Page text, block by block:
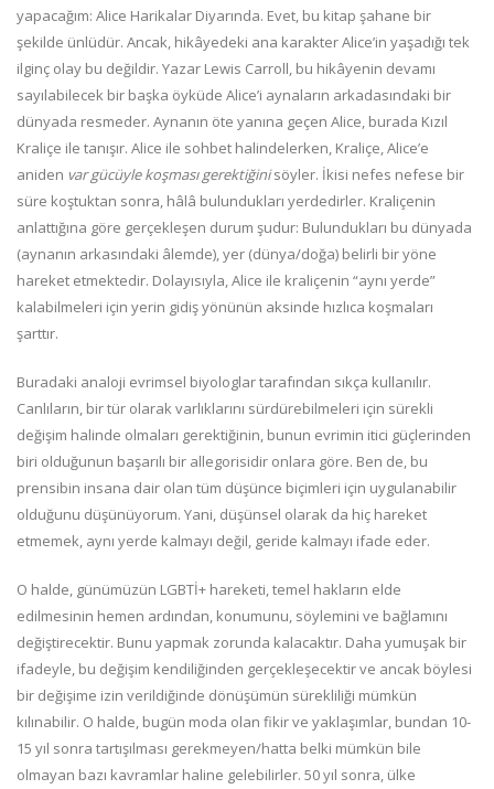
yapacağım: Alice Harikalar Diyarında. Evet, bu kitap şahane bir
şekilde ünlüdür. Ancak, hikâyedeki ana karakter Alice’in yaşadığı tek
ilginç olay bu değildir. Yazar Lewis Carroll, bu hikâyenin devamı
sayılabilecek bir başka öyküde Alice’i aynaların arkadasındaki bir
dünyada resmeder. Aynanın öte yanına geçen Alice, burada Kızıl
Kraliçe ile tanışır. Alice ile sohbet halindelerken, Kraliçe, Alice’e
aniden var gücüyle koşması gerektiğinisöyler. İkisi nefes nefese bir
süre koştuktan sonra, hâlâ bulundukları yerdedirler. Kraliçenin
anlattığına göre gerçekleşen durum şudur: Bulundukları bu dünyada
(aynanın arkasındaki âlemde), yer (dünya/doğa) belirli bir yöne
hareket etmektedir. Dolayısıyla, Alice ile kraliçenin “aynı yerde”
kalabilmeleri için yerin gidiş yönünün aksinde hızlıca koşmaları
şarttır.
Buradaki analoji evrimsel biyologlar tarafından sıkça kullanılır.
Canlıların, bir tür olarak varlıklarını sürdürebilmeleri için sürekli
değişim halinde olmaları gerektiğinin, bunun evrimin itici güçlerinden
biri olduğunun başarılı bir allegorisidir onlara göre. Ben de, bu
prensibin insana dair olan tüm düşünce biçimleri için uygulanabilir
olduğunu düşünüyorum. Yani, düşünsel olarak da hiç hareket
etmemek, aynı yerde kalmayı değil, geride kalmayı ifade eder.
O halde, günümüzün LGBTİ+ hareketi, temel hakların elde
edilmesinin hemen ardından, konumunu, söylemini ve bağlamını
değiştirecektir. Bunu yapmak zorunda kalacaktır. Daha yumuşak bir
ifadeyle, bu değişim kendiliğinden gerçekleşecektir ve ancak böylesi
bir değişime izin verildiğinde dönüşümün sürekliliği mümkün
kılınabilir. O halde, bugün moda olan fikir ve yaklaşımlar, bundan 10-
15 yıl sonra tartışılması gerekmeyen/hatta belki mümkün bile
olmayan bazı kavramlar haline gelebilirler. 50 yıl sonra, ülke